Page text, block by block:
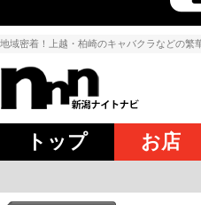
地域密着！上越・柏崎のキャバクラなどの繁
トップ お店